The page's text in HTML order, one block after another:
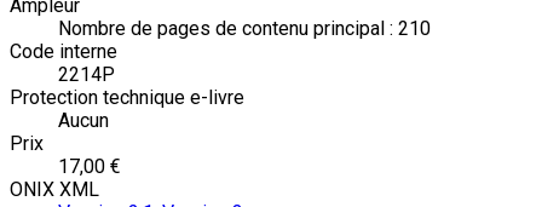
Ampleur
Nombre de pages de contenu principal : 210
Code interne
2214P
Protection technique e-livre
Aucun
Prix
17,00 €
ONIX XML